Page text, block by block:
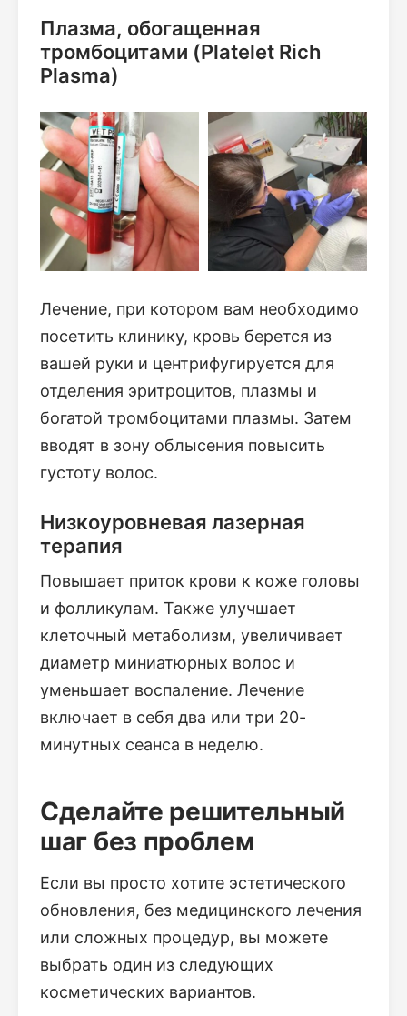
Плазма, обогащенная
тромбоцитами (Platelet Rich
Plasma)
Лечение, при котором вам необходимо
посетить клинику, кровь берется из
вашей руки и центрифугируется для
отделения эритроцитов, плазмы и
богатой тромбоцитами плазмы. Затем
вводят в зону облысения повысить
густоту волос.
Низкоуровневая лазерная
терапия
Повышает приток крови к коже головы
и фолликулам. Также улучшает
клеточный метаболизм, увеличивает
диаметр миниатюрных волос и
уменьшает воспаление. Лечение
включает в себя два или три 20-
минутных сеанса в неделю.
Сделайте решительный
шаг без проблем
Если вы просто хотите эстетического
обновления, без медицинского лечения
или сложных процедур, вы можете
выбрать один из следующих
косметических вариантов.